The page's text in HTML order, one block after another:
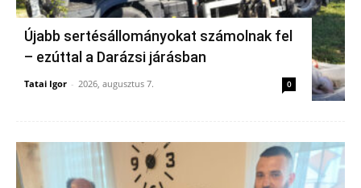
Újabb sertésállományokat számolnak fel
– ezúttal a Darázsi járásban
Tatai Igor - 2026, augusztus 7. 0